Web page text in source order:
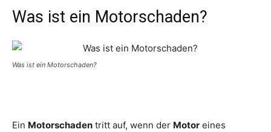
Was ist ein Motorschaden?
Was ist ein Motorschaden?
Ein Motorschaden tritt auf, wenn der Motor eines